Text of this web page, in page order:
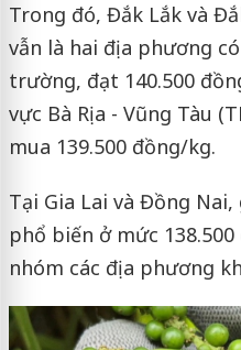
Trong đó, Đắk Lắk và
vẫn là hai địa phương
trường, đạt 140.500
vực Bà Rịa - Vũng Tàu
mua 139.500 đồng/kg.
Tại Gia Lai và Đồng
phổ biến ở mức
nhóm các địa phương